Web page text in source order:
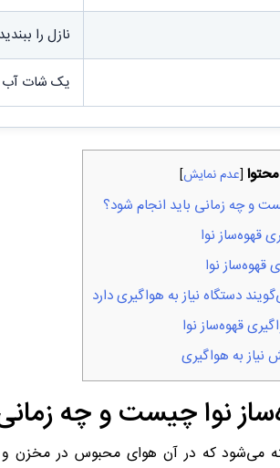
نازل را
یک شات آب
[عدم نمایش]
و چه زمانی باید انجام شود؟
قهوه‌ساز نوا
قهوه‌ساز نوا
دستگاه نیاز به هواگیری دارد
قهوه‌ساز نوا
نیاز به هواگیری
نوا چیست و چه
می‌شود که در آن هوای محبوس در مخزن